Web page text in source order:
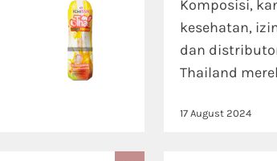
Komposisi,
kesehatan,
dan
Thailand
17 August 2024